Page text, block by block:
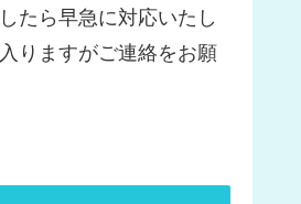
たら早急に対応いたし
りますがご連絡をお願